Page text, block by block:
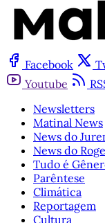
Facebook
Youtube
Newsletters
Matinal News
News do
News do
Tudo é
Parêntese
Climática
Reportagem
Cultura